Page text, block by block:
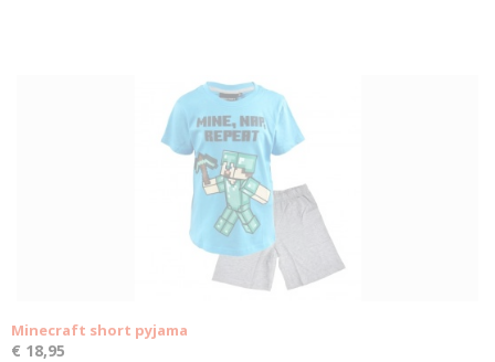
Minecraft short pyjama
€ 18,95